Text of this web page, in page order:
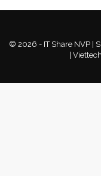
© 2026 - IT Share NVP |
|